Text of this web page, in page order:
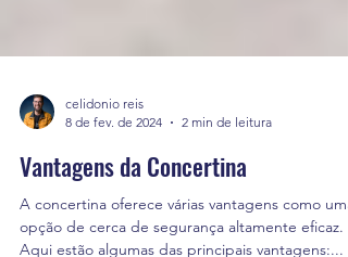
celidonio reis
8 de fev. de 2024
Vantagens da Concertina